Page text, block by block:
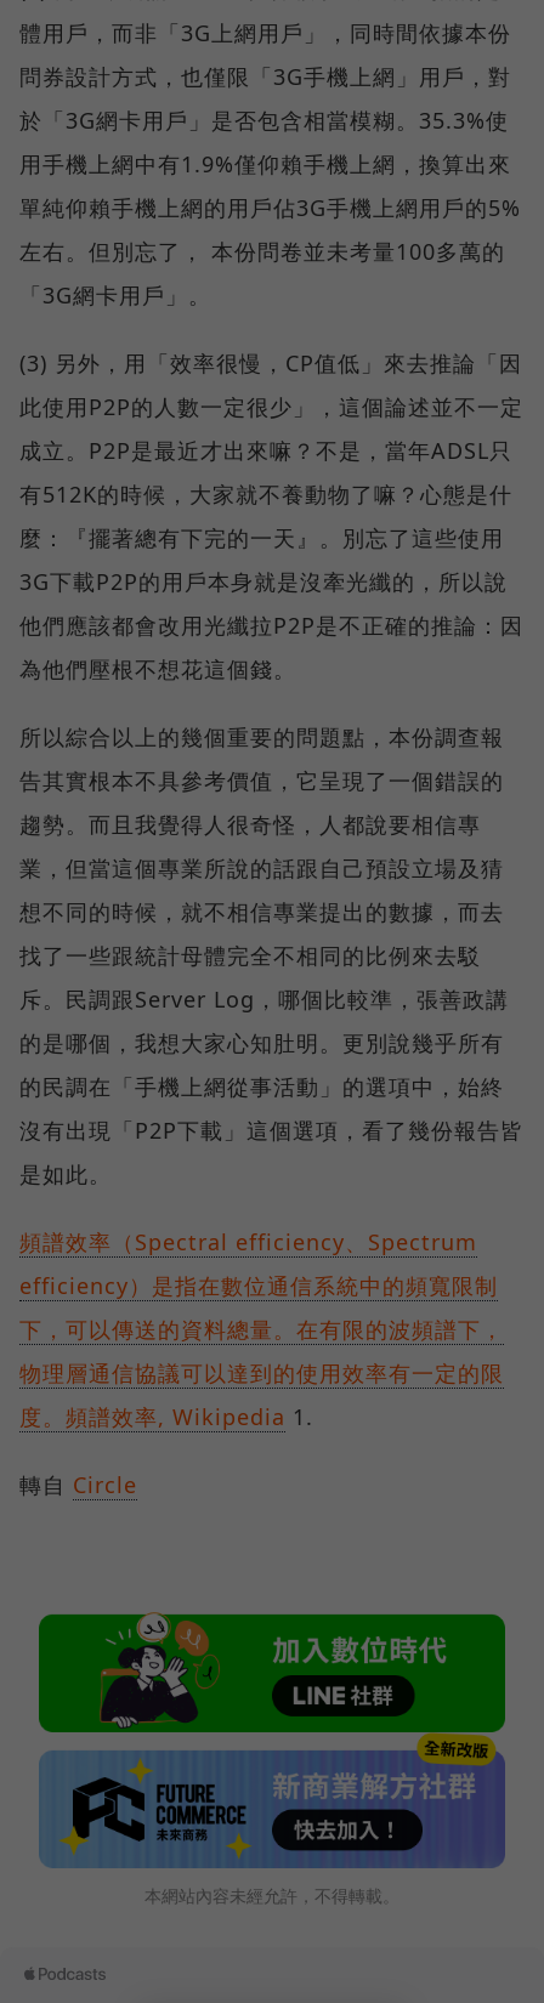
體用戶，而非「3G上網用戶」，同時間依據本份
問券設計方式，也僅限「3G手機上網」用戶，對
於「3G網卡用戶」是否包含相當模糊。35.3%使
用手機上網中有1.9%僅仰賴手機上網，換算出來
單純仰賴手機上網的用戶佔3G手機上網用戶的5%
左右。但別忘了， 本份問卷並未考量100多萬的
「3G網卡用戶」。
(3) 另外，用「效率很慢，CP值低」來去推論「因
此使用P2P的人數一定很少」，這個論述並不一定
成立。P2P是最近才出來嘛？不是，當年ADSL只
有512K的時候，大家就不養動物了嘛？心態是什
麼：『擺著總有下完的一天』。別忘了這些使用
3G下載P2P的用戶本身就是沒牽光纖的，所以說
他們應該都會改用光纖拉P2P是不正確的推論：因
為他們壓根不想花這個錢。
所以綜合以上的幾個重要的問題點，本份調查報
告其實根本不具參考價值，它呈現了一個錯誤的
趨勢。而且我覺得人很奇怪，人都說要相信專
業，但當這個專業所說的話跟自己預設立場及猜
想不同的時候，就不相信專業提出的數據，而去
找了一些跟統計母體完全不相同的比例來去駁
斥。民調跟Server Log，哪個比較準，張善政講
的是哪個，我想大家心知肚明。更別說幾乎所有
的民調在「手機上網從事活動」的選項中，始終
沒有出現「P2P下載」這個選項，看了幾份報告皆
是如此。
頻譜效率（Spectral efficiency、Spectrum
efficiency）是指在數位通信系統中的頻寬限制
下，可以傳送的資料總量。在有限的波頻譜下，
物理層通信協議可以達到的使用效率有一定的限
度。頻譜效率, Wikipedia 1.
轉自 Circle
本網站內容未經允許，不得轉載。